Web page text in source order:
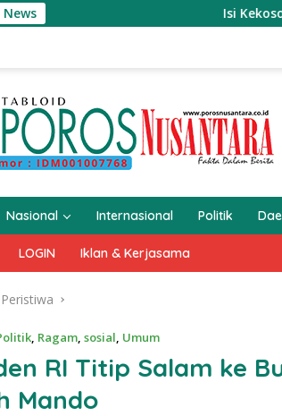
Isi Kekosongan
Nasional Internasional Politik
LOGIN Iklan & Kerjasama
Peristiwa
, Ragam, sosial, Umum
RI Titip Salam ke
Mando